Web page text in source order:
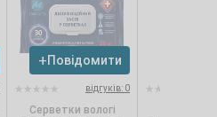
Повідомити
відгуків: 0
Серветки вологі